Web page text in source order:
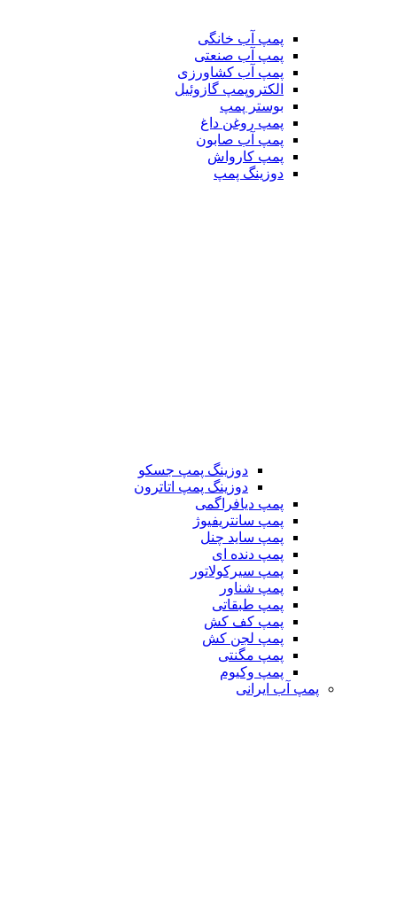
پمپ آب خانگی
پمپ آب صنعتی
پمپ آب کشاورزی
الکتروپمپ گازوئیل
بوستر پمپ
پمپ روغن داغ
پمپ آب صابون
پمپ کارواش
دوزینگ پمپ
دوزینگ پمپ جسکو
دوزینگ پمپ اتاترون
پمپ دیافراگمی
پمپ سانتریفیوژ
پمپ ساید چنل
پمپ دنده ای
پمپ سیرکولاتور
پمپ شناور
پمپ طبقاتی
پمپ کف کش
پمپ لجن کش
پمپ مگنتی
پمپ وکیوم
پمپ آب ایرانی